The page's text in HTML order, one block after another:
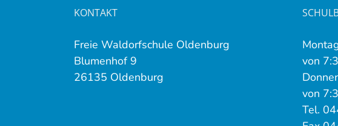
KONTAKT
Freie Waldorfschule Oldenburg
Blumenhof 9
26135 Oldenburg
von
von
Tel.